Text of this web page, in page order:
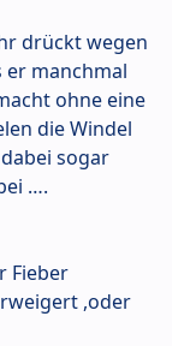
drückt wegen
er manchmal
ohne eine
die Windel
sogar
….
Fieber
,oder